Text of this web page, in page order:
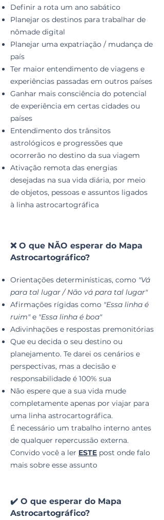
Definir a rota um ano sabático
Planejar os destinos para trabalhar de
nômade digital
Planejar uma expatriação / mudança de
país
Ter maior entendimento de viagens e
experiências passadas em outros países
Ganhar mais consciência do potencial
de experiência em certas cidades ou
países
Entendimento dos trânsitos
astrológicos e progressões que
ocorrerão no destino da sua viagem
Ativação remota das energias
desejadas na sua vida diária, por meio
de objetos, pessoas e assuntos ligados
à linha astrocartográfica
❌ O que NÃO esperar do Mapa
Astrocartográfico?
Orientações determinísticas, como "Vá
para tal lugar / Não vá para tal lugar"
Afirmações rígidas como "Essa linha é
ruim"e "Essa linha é boa"
Adivinhações e respostas premonitórias
Que eu decida o seu destino ou
planejamento. Te darei os cenários e
perspectivas, mas a decisão e
responsabilidade é 100% sua
Não espere que a sua vida mude
completamente apenas por viajar para
uma linha astrocartográfica.
É necessário um trabalho interno antes
de qualquer repercussão externa.
Convido você a ler ESTE post onde falo
mais sobre esse assunto
✔️ O que esperar do Mapa
Astrocartográfico?​